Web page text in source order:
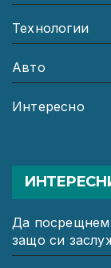
Технологии
Авто
Интересно
Да посрещнем
защо си